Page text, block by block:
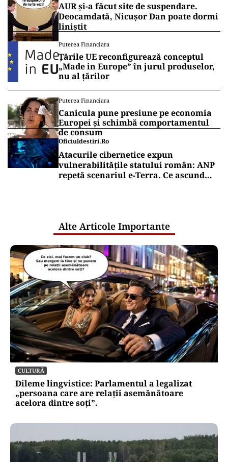
AUR și-a făcut site de suspendare.
Deocamdată, Nicușor Dan poate dormi
liniștit
Puterea Financiara
Țările UE reconfigurează conceptul
„Made in Europe” în jurul produselor,
nu al țărilor
Puterea Financiara
Canicula pune presiune pe economia
Europei și schimbă comportamentul
de consum
Oficiuldestiri.ro
Atacurile cibernetice expun
vulnerabilitățile statului român: ANP
repetă scenariul e‑Terra. Ce ascund
Alte Articole Importante
CULTURĂ
Dileme lingvistice: Parlamentul a legalizat
„persoana care are relații asemănătoare
acelora dintre soți”.